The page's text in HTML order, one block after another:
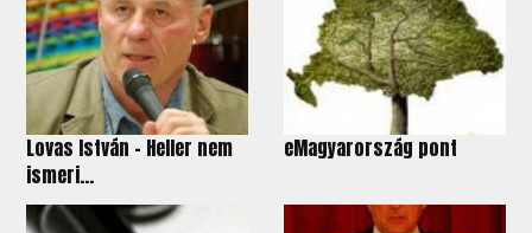
Lovas István - Heller nem
ismeri...
eMagyarország pont